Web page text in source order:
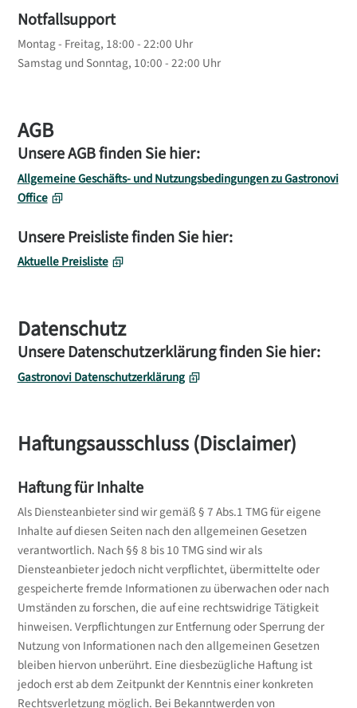
Notfallsupport
Montag - Freitag, 18:00 - 22:00 Uhr
Samstag und Sonntag, 10:00 - 22:00 Uhr
AGB
Unsere AGB finden Sie hier:
Allgemeine Geschäfts- und Nutzungsbedingungen zu Gastronovi
Office
Unsere Preisliste finden Sie hier:
Aktuelle Preisliste
Datenschutz
Unsere Datenschutzerklärung finden Sie hier:
Gastronovi Datenschutzerklärung
Haftungsausschluss (Disclaimer)
Haftung für Inhalte
Als Diensteanbieter sind wir gemäß § 7 Abs.1 TMG für eigene
Inhalte auf diesen Seiten nach den allgemeinen Gesetzen
verantwortlich. Nach §§ 8 bis 10 TMG sind wir als
Diensteanbieter jedoch nicht verpflichtet, übermittelte oder
gespeicherte fremde Informationen zu überwachen oder nach
Umständen zu forschen, die auf eine rechtswidrige Tätigkeit
hinweisen. Verpflichtungen zur Entfernung oder Sperrung der
Nutzung von Informationen nach den allgemeinen Gesetzen
bleiben hiervon unberührt. Eine diesbezügliche Haftung ist
jedoch erst ab dem Zeitpunkt der Kenntnis einer konkreten
Rechtsverletzung möglich. Bei Bekanntwerden von